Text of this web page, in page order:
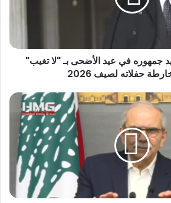
جمهوره في عيد الأضحى بـ "لا تغيب"
حفلاته لصيف 2026